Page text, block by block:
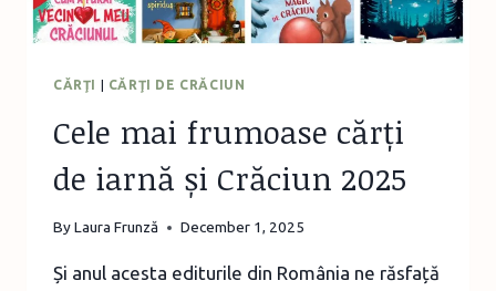
CĂRŢI | CĂRŢI DE CRĂCIUN
Cele mai frumoase cărți
de iarnă și Crăciun 2025
ByLaura Frunză December 1, 2025
Și anul acesta editurile din România ne răsfață